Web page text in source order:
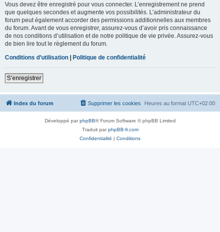
Vous devez être enregistré pour vous connecter. L’enregistrement ne prend
que quelques secondes et augmente vos possibilités. L’administrateur du
forum peut également accorder des permissions additionnelles aux membres
du forum. Avant de vous enregistrer, assurez-vous d’avoir pris connaissance
de nos conditions d’utilisation et de notre politique de vie privée. Assurez-vous
de bien lire tout le règlement du forum.
Conditions d’utilisation | Politique de confidentialité
S’enregistrer
Index du forum Heures au format UTC+02:00
Supprimer les cookies
Développé parphpBB® Forum Software © phpBB Limited
Traduit parphpBB-fr.com
Confidentialité | Conditions